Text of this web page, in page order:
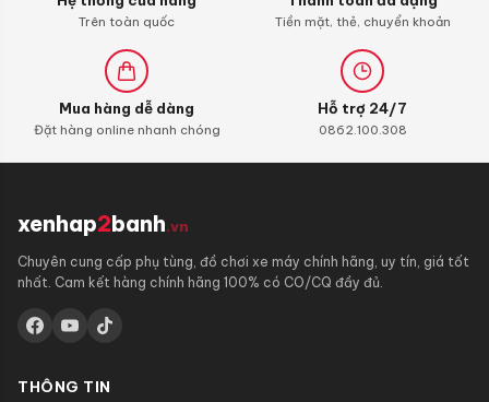
Trên toàn quốc Tiền mặt, thẻ, chuyển khoản
Mua hàng dễ dàng
Đặt hàng online nhanh chóng
Hỗ trợ 24/7
0862.100.308
xenhap2banh.vn
Chuyên cung cấp phụ tùng, đồ chơi xe máy chính hãng, uy tín, giá tốt
nhất. Cam kết hàng chính hãng 100% có CO/CQ đầy đủ.
THÔNG TIN